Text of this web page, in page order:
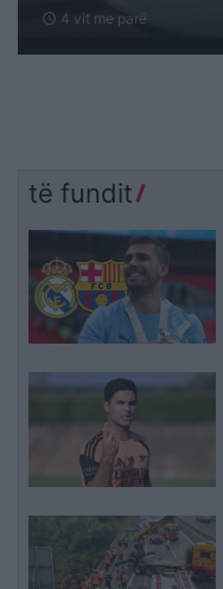
schedule 4 vit me parë
të fundit